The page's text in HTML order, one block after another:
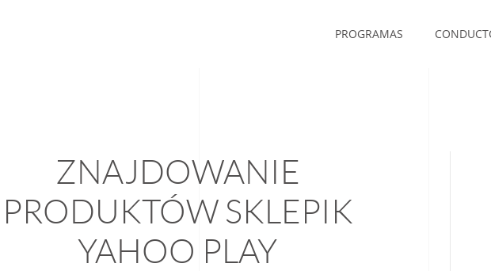
PROGRAMAS
ZNAJDOWANIE
PRODUKTÓW SKLEPIK
YAHOO PLAY